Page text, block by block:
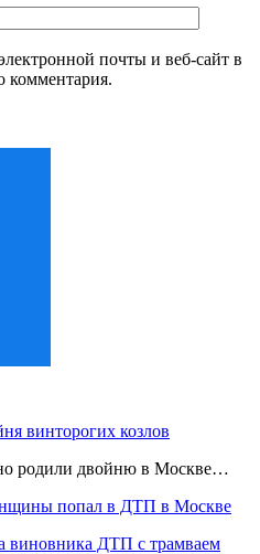
почты и веб-сайт в
комментария.
винторогих козлов
родили двойню в Москве…
попал в ДТП в Москве
виновника ДТП с трамваем